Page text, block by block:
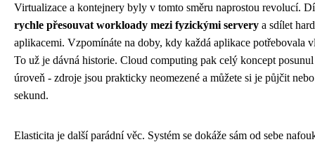
Virtualizace a kontejnery byly v tomto směru naprostou revolucí.
rychle přesouvat workloady mezi fyzickými servery a sdílet
aplikacemi. Vzpomínáte na doby, kdy každá aplikace potřebovala
To už je dávná historie. Cloud computing pak celý koncept
úroveň - zdroje jsou prakticky neomezené a můžete si je půjčit
sekund.
Elasticita je další parádní věc. Systém se dokáže sám od sebe